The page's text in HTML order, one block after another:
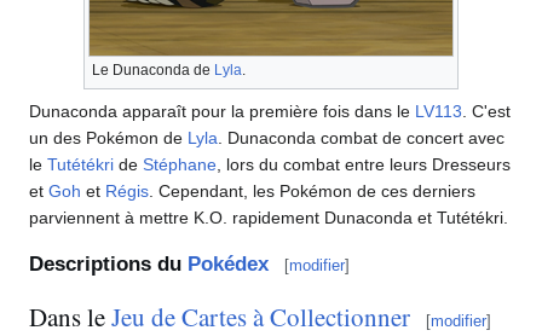
Le Dunaconda de Lyla.
Dunaconda apparaît pour la première fois dans le LV113 . C'est
un des Pokémon de Lyla . Dunaconda combat de concert avec
le Tutétékri de Stéphane , lors du combat entre leurs Dresseurs
et Goh et Régis . Cependant, les Pokémon de ces derniers
parviennent à mettre K.O. rapidement Dunaconda et Tutétékri.
Descriptions du Pokédex [modifier]
Dans leJeu de Cartes à Collectionner [modifier]